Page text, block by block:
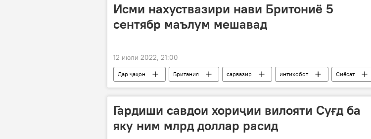
Исми нахуствазири нави Бритониё 5
сентябр маълум мешавад
12 июли 2022, 21:00
Дар ҷаҳон Британия сарвазир интихобот Сиёсат
Гардиши савдои хориҷии вилояти Суғд ба
яку ним млрд доллар расид